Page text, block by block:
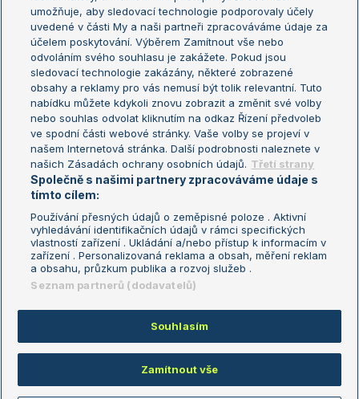
Sázkařský žebříček
Wimbledon
US Open
Turnaj mistrů
Turnaj mistryň
Aktualní trendy
Fotbalové přestupy
Livesport Daily
LS Prague Open
Podmínky užití
Nastavení soukromí
GDPR a žurnalistika
Reklama
Kontakt
Informace o zpracování osobních
údajů
Copyright © 2008-2026 TenisPortal.cz. Využíváme zpravodajství ČTK.
umožňuje, aby sledovací technologie podporovaly účely
uvedené v části My a naši partneři zpracováváme údaje za
účelem poskytování. Výběrem Zamítnout vše nebo
odvoláním svého souhlasu je zakážete. Pokud jsou
sledovací technologie zakázány, některé zobrazené
obsahy a reklamy pro vás nemusí být tolik relevantní. Tuto
nabídku můžete kdykoli znovu zobrazit a změnit své volby
nebo souhlas odvolat kliknutím na odkaz Řízení předvoleb
ve spodní části webové stránky. Vaše volby se projeví v
našem Internetová stránka. Další podrobnosti naleznete v
našich Zásadách ochrany osobních údajů. Třetí strany
Společně s našimi partnery zpracováváme údaje s
tímto cílem:
Používání přesných údajů o zeměpisné poloze . Aktivní
vyhledávání identifikačních údajů v rámci specifických
vlastností zařízení . Ukládání a/nebo přístup k informacím v
zařízení . Personalizovaná reklama a obsah, měření reklam
a obsahu, průzkum publika a rozvoj služeb .
Seznam partnerů (dodavatelů)
Souhlasím
Zamítnout vše